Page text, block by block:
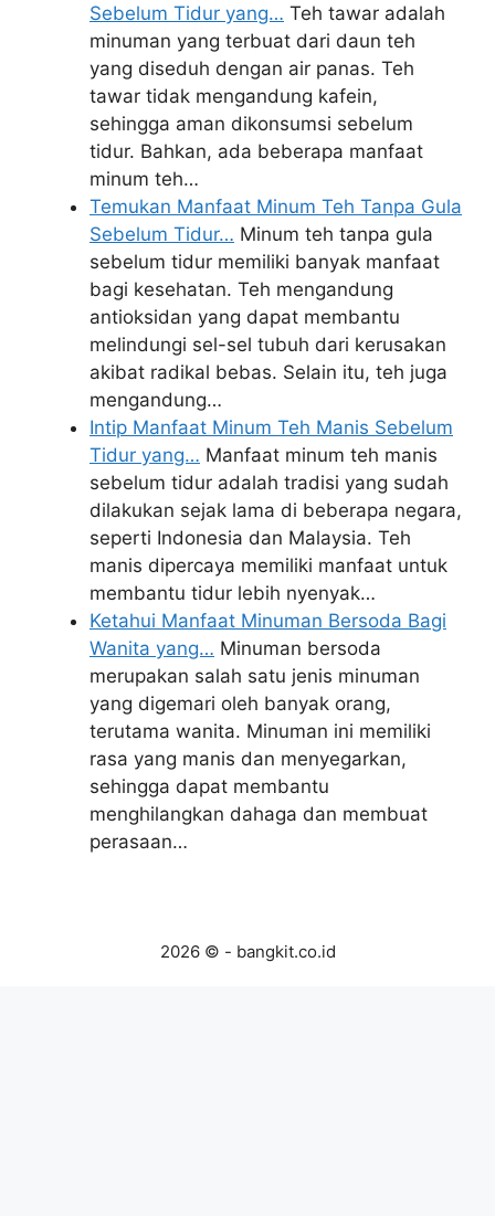
Sebelum Tidur yang… Teh tawar adalah
minuman yang terbuat dari daun teh
yang diseduh dengan air panas. Teh
tawar tidak mengandung kafein,
sehingga aman dikonsumsi sebelum
tidur. Bahkan, ada beberapa manfaat
minum teh…
Temukan Manfaat Minum Teh Tanpa Gula
Sebelum Tidur… Minum teh tanpa gula
sebelum tidur memiliki banyak manfaat
bagi kesehatan. Teh mengandung
antioksidan yang dapat membantu
melindungi sel-sel tubuh dari kerusakan
akibat radikal bebas. Selain itu, teh juga
mengandung…
Intip Manfaat Minum Teh Manis Sebelum
Tidur yang… Manfaat minum teh manis
sebelum tidur adalah tradisi yang sudah
dilakukan sejak lama di beberapa negara,
seperti Indonesia dan Malaysia. Teh
manis dipercaya memiliki manfaat untuk
membantu tidur lebih nyenyak…
Ketahui Manfaat Minuman Bersoda Bagi
Wanita yang… Minuman bersoda
merupakan salah satu jenis minuman
yang digemari oleh banyak orang,
terutama wanita. Minuman ini memiliki
rasa yang manis dan menyegarkan,
sehingga dapat membantu
menghilangkan dahaga dan membuat
perasaan…
2026 © - bangkit.co.id